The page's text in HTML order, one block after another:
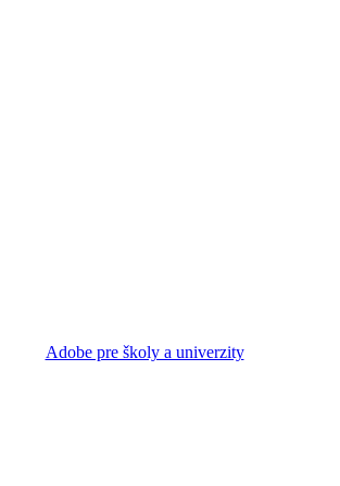
Adobe pre školy a univerzity